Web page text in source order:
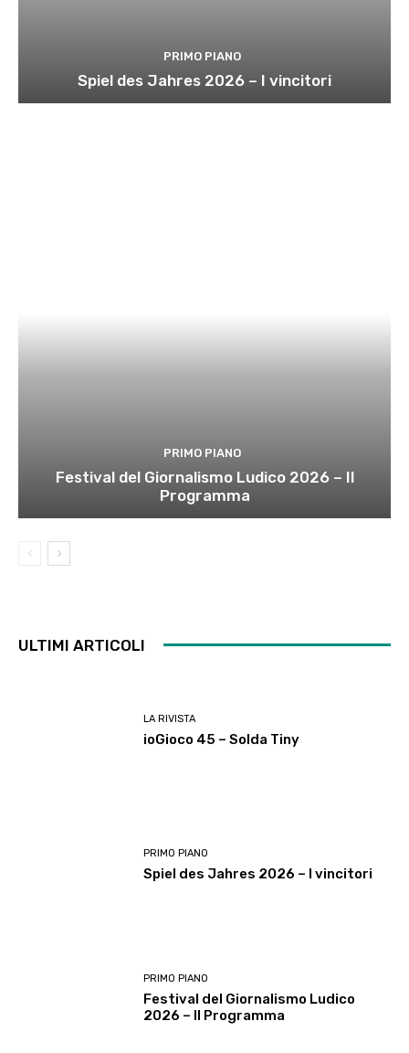
PRIMO PIANO
Spiel des Jahres 2026 – I vincitori
PRIMO PIANO
Festival del Giornalismo Ludico 2026 – Il
Programma
ULTIMI ARTICOLI
LA RIVISTA
ioGioco 45 – Solda Tiny
PRIMO PIANO
Spiel des Jahres 2026 – I vincitori
PRIMO PIANO
Festival del Giornalismo Ludico
2026 – Il Programma